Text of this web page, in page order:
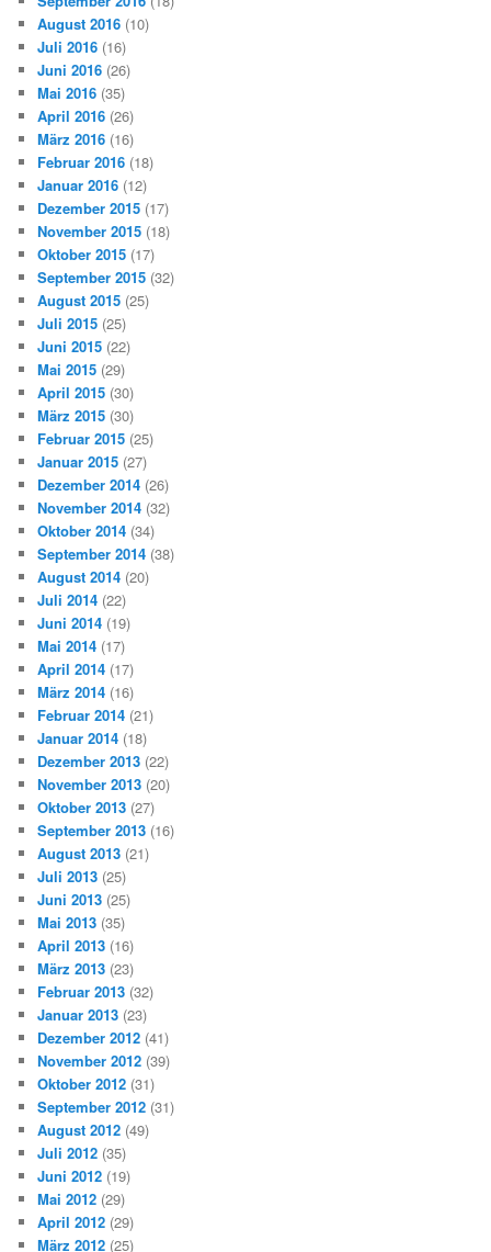
August 2016 (10)
Juli 2016 (16)
Juni 2016 (26)
Mai 2016 (35)
April 2016 (26)
März 2016 (16)
Februar 2016 (18)
Januar 2016 (12)
Dezember 2015 (17)
November 2015 (18)
Oktober 2015 (17)
September 2015 (32)
August 2015 (25)
Juli 2015 (25)
Juni 2015 (22)
Mai 2015 (29)
April 2015 (30)
März 2015 (30)
Februar 2015 (25)
Januar 2015 (27)
Dezember 2014 (26)
November 2014 (32)
Oktober 2014 (34)
September 2014 (38)
August 2014 (20)
Juli 2014 (22)
Juni 2014 (19)
Mai 2014 (17)
April 2014 (17)
März 2014 (16)
Februar 2014 (21)
Januar 2014 (18)
Dezember 2013 (22)
November 2013 (20)
Oktober 2013 (27)
September 2013 (16)
August 2013 (21)
Juli 2013 (25)
Juni 2013 (25)
Mai 2013 (35)
April 2013 (16)
März 2013 (23)
Februar 2013 (32)
Januar 2013 (23)
Dezember 2012 (41)
November 2012 (39)
Oktober 2012 (31)
September 2012 (31)
August 2012 (49)
Juli 2012 (35)
Juni 2012 (19)
Mai 2012 (29)
April 2012 (29)
März 2012 (25)